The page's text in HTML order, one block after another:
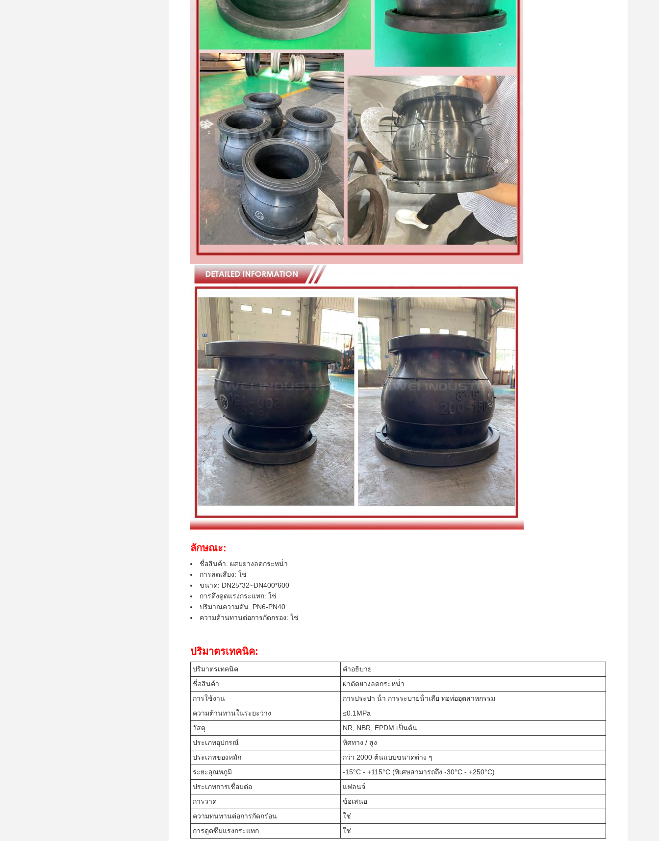
ลักษณะ:
ชื่อสินค้า: ผสมยางลดกระหน่ํา
การลดเสียง: ใช่
ขนาด: DN25*32~DN400*600
การดึงดูดแรงกระแทก: ใช่
ปริมาณความดัน: PN6-PN40
ความต้านทานต่อการกัดกรอง: ใช่
ปริมาตรเทคนิค:
ปริมาตรเทคนิค
คําอธิบาย
ชื่อสินค้า
ผ่าตัดยางลดกระหน่ํา
การใช้งาน
การประปา น้ํา การระบายน้ําเสีย ท่อท่ออุตสาหกรรม
ความต้านทานในระยะว่าง
≤0.1MPa
วัสดุ
NR, NBR, EPDM เป็นต้น
ประเภทอุปกรณ์
ทิศทาง / สูง
ประเภทของหมัก
กว่า 2000 ต้นแบบขนาดต่าง ๆ
ระยะอุณหภูมิ
-15°C - +115°C (พิเศษสามารถถึง -30°C - +250°C)
ประเภทการเชื่อมต่อ
แฟลนจ์
การวาด
ข้อเสนอ
ความทนทานต่อการกัดกร่อน
ใช่
การดูดซึมแรงกระแทก
ใช่